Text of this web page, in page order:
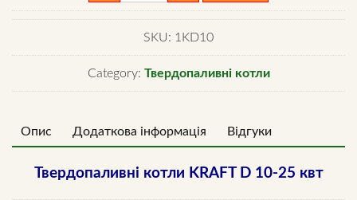
D
SKU: 1KD10
Category: Твердопаливні котли
Опис Додаткова інформація Відгуки
Твердопаливні котли KRAFT D 10-25 квт